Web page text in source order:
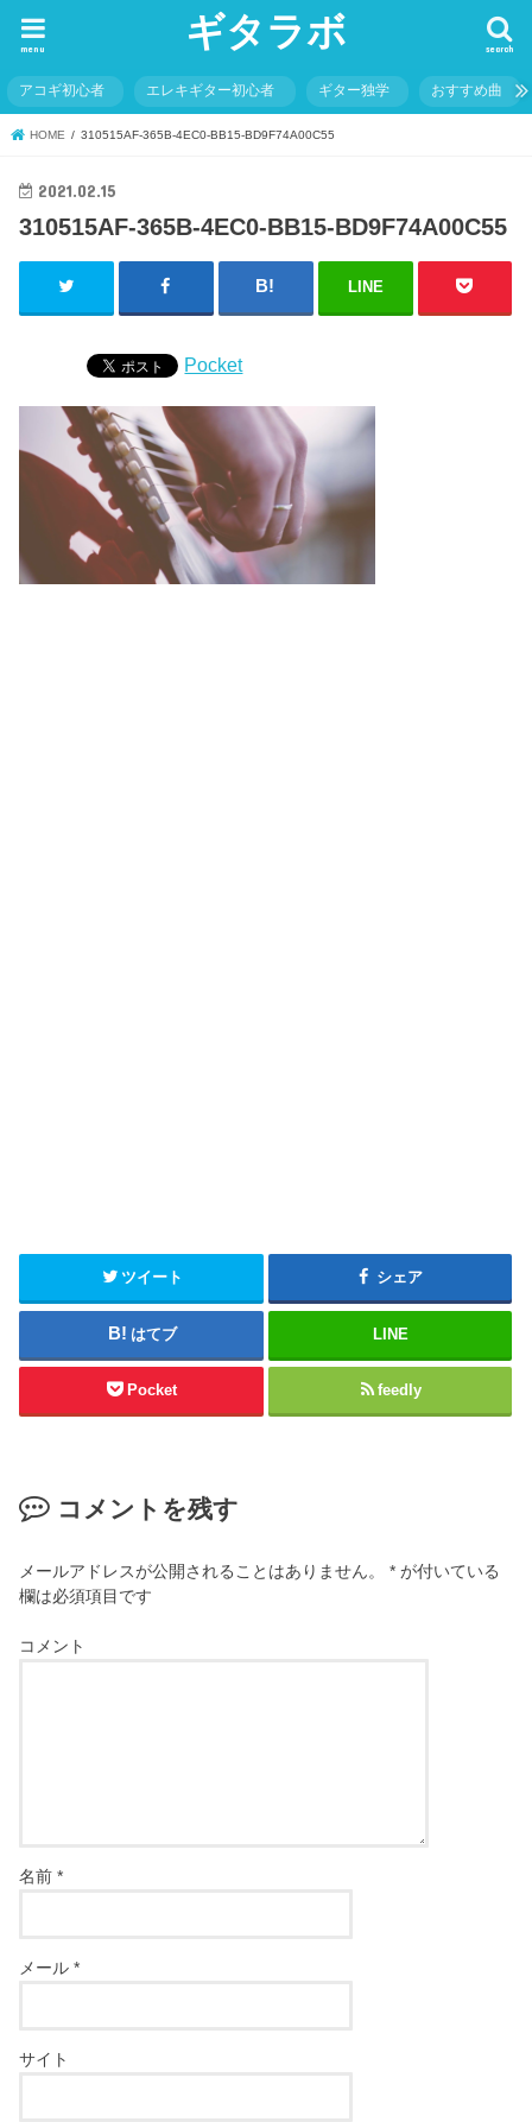
ギタラボ search
menu
アコギ初心者 エレキギター初心者 ギター独学 おすすめ曲
HOME 310515AF-365B-4EC0-BB15-BD9F74A00C55
2021.02.15
310515AF-365B-4EC0-BB15-BD9F74A00C55
LINE
Pocket
ツイート シェア
はてブ LINE
Pocket feedly
コメントを残す
メールアドレスが公開されることはありません。 * が付いている
欄は必須項目です
コメント
名前*
メール*
サイト